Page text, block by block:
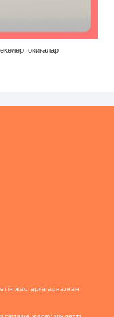
оқиғалар
жастарға арналған